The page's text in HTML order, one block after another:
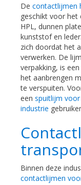
De contactlijmen
geschikt voor het
HPL, dunnen
kunststof en
zich doordat het
verwerken. De
verpakking, is
het aanbrengen
te verspuiten.
een spuitlijm
industrie
Binnen deze
contactlijmen